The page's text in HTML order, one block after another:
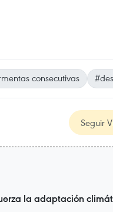
consecutivas
Seguir
la adaptación